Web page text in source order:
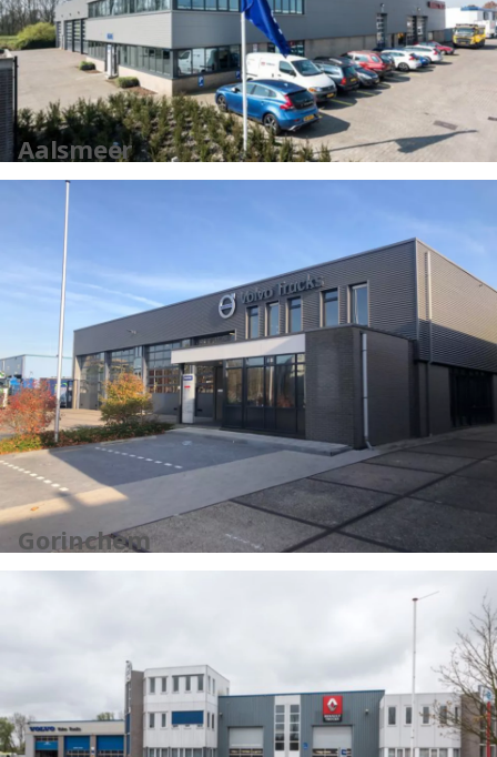
Aalsmeer
Gorinchem